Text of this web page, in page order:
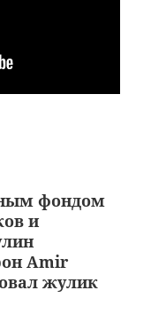
фондом
и
Amir
жулик